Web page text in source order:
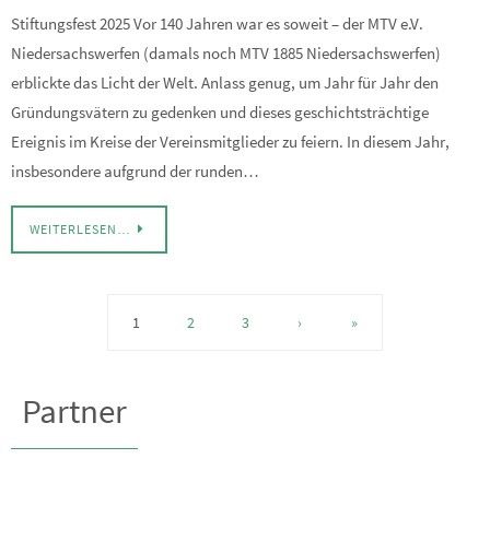
Stiftungsfest 2025 Vor 140 Jahren war es soweit – der MTV e.V.
Niedersachswerfen (damals noch MTV 1885 Niedersachswerfen)
erblickte das Licht der Welt. Anlass genug, um Jahr für Jahr den
Gründungsvätern zu gedenken und dieses geschichtsträchtige
Ereignis im Kreise der Vereinsmitglieder zu feiern. In diesem Jahr,
insbesondere aufgrund der runden…
WEITERLESEN…
1 2 3 › »
Partner